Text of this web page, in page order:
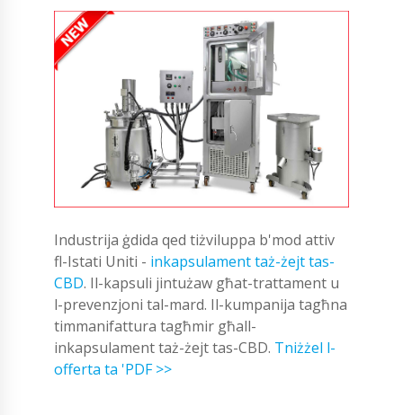
Industrija ġdida qed tiżviluppa b'mod attiv
fl-Istati Uniti - inkapsulament taż-żejt tas-
CBD. Il-kapsuli jintużaw għat-trattament u
l-prevenzjoni tal-mard. Il-kumpanija tagħna
timmanifattura tagħmir għall-
inkapsulament taż-żejt tas-CBD. Tniżżel l-
offerta ta 'PDF >>